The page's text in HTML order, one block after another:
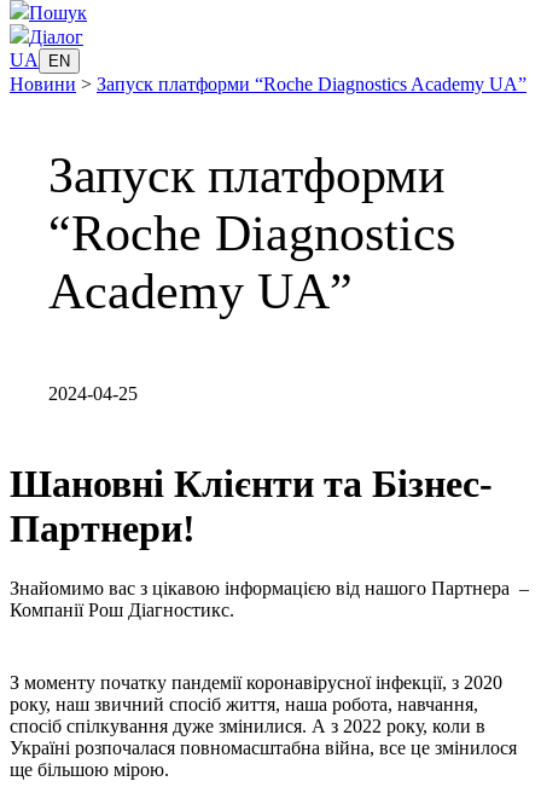
Пошук
Діалог
UA
EN
Новини > Запуск платформи “Roche Diagnostics Academy UA”
Запуск платформи
“Roche Diagnostics
Academy UA”
2024-04-25
Шановні Клієнти та Бізнес-
Партнери!
Знайомимо вас з цікавою інформацією від нашого Партнера –
Компанії Рош Діагностикс.
З моменту початку пандемії коронавірусної інфекції, з 2020
року, наш звичний спосіб життя, наша робота, навчання,
спосіб спілкування дуже змінилися. А з 2022 року, коли в
Україні розпочалася повномасштабна війна, все це змінилося
ще більшою мірою.